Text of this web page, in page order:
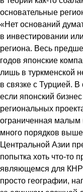
основательные
«Нет оснований
в инвестировании
региона. Весь
годов японские
лишь в туркменской
в связке с Турцией.
если японский
региональных
ограниченная малым
много порядков
Центральной Азии
попытка хоть что-то
являющемся для КНР
просто географии,